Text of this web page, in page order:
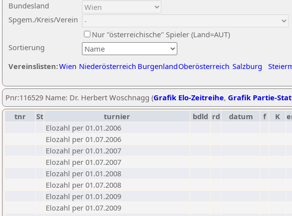
Sortierung
Bundesland
Spgem./Kreis/Verein
Nur "österreichische" Spieler (Land=AUT)
Vereinslisten:Wien Niederösterreich BurgenlandOberösterreich Salzburg
Pnr:116529 Name: Dr. Herbert Woschnagg (Grafik Elo-Zeitreihe, Grafik Partie-
tnr
St turnier bdld rd datum f K
Elozahl per 01.01.2006
Elozahl per 01.07.2006
Elozahl per 01.01.2007
Elozahl per 01.07.2007
Elozahl per 01.01.2008
Elozahl per 01.07.2008
Elozahl per 01.01.2009
Elozahl per 01.07.2009